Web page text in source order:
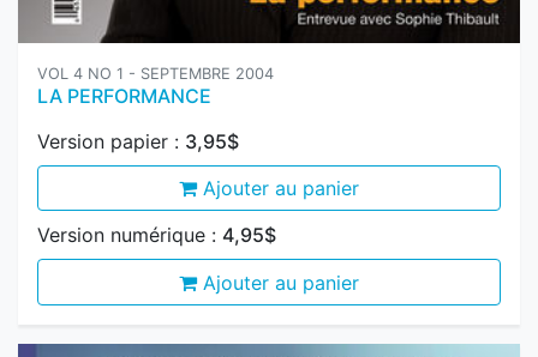
VOL 4 NO 1 - SEPTEMBRE 2004
LA PERFORMANCE
Version papier :3,95$
Ajouter au panier
Version numérique :4,95$
Ajouter au panier